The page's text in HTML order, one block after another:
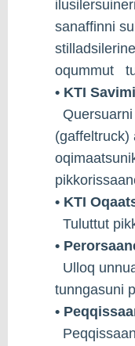
sanaffinni
oqummut
• KTI
(gaffeltruck)
• KTI
Tuluttut
•
Ulloq
tunngasuni
•